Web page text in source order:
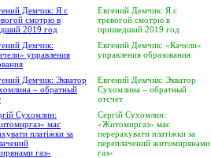
Евгений Демчик: Я с
тревогой смотрю в
пришедший 2019 год
Евгений Демчик: «Качели»
управления образования
Евгений Демчик: Экватор
Сухомлина – обратный
отсчет
Сергій Сухомлин:
«Житомиргаз» має
перерахувати платіжки за
переплачений житомирянами
газ»